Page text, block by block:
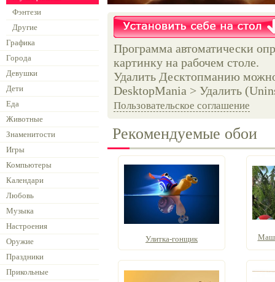
Фэнтези
Другие
Графика
Города
Девушки
Дети
Еда
Животные
Знаменитости
Игры
Компьютеры
Календари
Любовь
Музыка
Настроения
Оружие
Праздники
Прикольные
Программа автоматически
картинку на рабочем столе.
Удалить Десктопманию
DesktopMania > Удалить
Пользовательское соглашение
Рекомендуемые обои
Улитка-гонщик